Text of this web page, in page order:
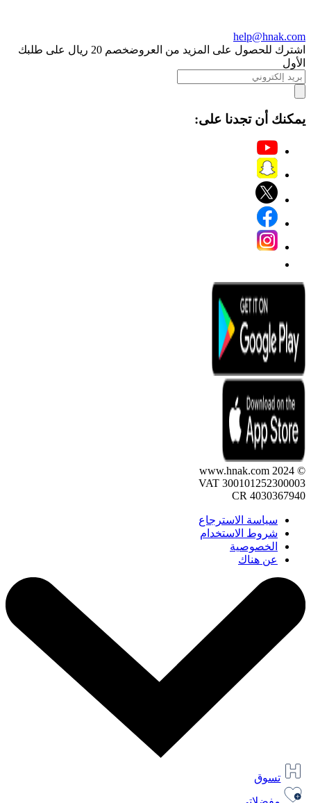
help@hnak.com
اشترك للحصول على المزيد من العروض
خصم 20 ريال على طلبك
الأول
يمكنك أن تجدنا على:
© 2024 www.hnak.com
VAT 300101252300003
CR 4030367940
سياسة الاسترجاع
شروط الاستخدام
الخصوصية
عن هناك
تسوق